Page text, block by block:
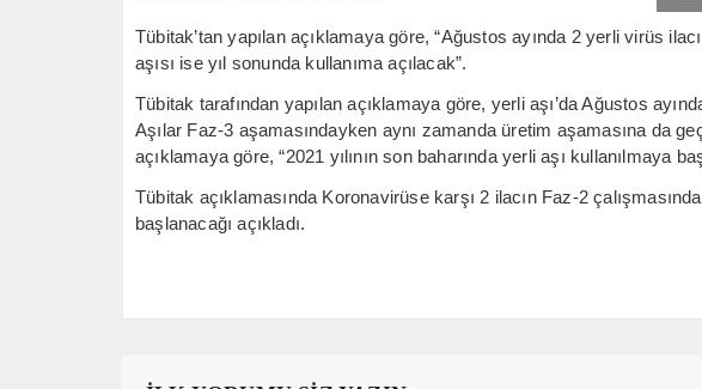
Tübitak’tan yapılan açıklamaya göre, “Ağustos ayında 2 yerli virüs
aşısı ise yıl sonunda kullanıma açılacak”.
Tübitak tarafından yapılan açıklamaya göre, yerli aşı’da Ağustos
Aşılar Faz-3 aşamasındayken aynı zamanda üretim aşamasına da
açıklamaya göre, “2021 yılının son baharında yerli aşı kullanılmaya
Tübitak açıklamasında Koronavirüse karşı 2 ilacın Faz-2
başlanacağı açıkladı.